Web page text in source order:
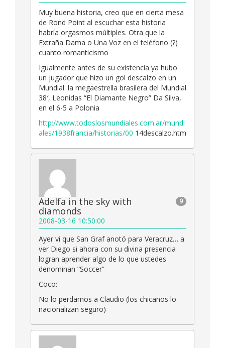
Muy buena historia, creo que en cierta mesa
de Rond Point al escuchar esta historia
habría orgasmos múltiples. Otra que la
Extraña Dama o Una Voz en el teléfono (?)
cuanto romanticismo
Igualmente antes de su existencia ya hubo
un jugador que hizo un gol descalzo en un
Mundial: la megaestrella brasilera del Mundial
38′, Leonidas “El Diamante Negro” Da Silva,
en el 6-5 a Polonia
http://www.todoslosmundiales.com.ar/mundi
ales/1938francia/historias/00 14descalzo.htm
9
Adelfa in the sky with
diamonds
2008-03-16 10:50:00
Ayer vi que San Graf anotó para Veracruz… a
ver Diego si ahora con su divina presencia
logran aprender algo de lo que ustedes
denominan “Soccer”
Coco:
No lo perdamos a Claudio (los chicanos lo
nacionalizan seguro)